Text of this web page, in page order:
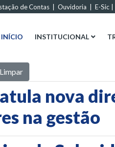
de Contas Ouvidoria E-Sic
INÍCIO INSTITUCIONAL
Limpar
nova
na gestão